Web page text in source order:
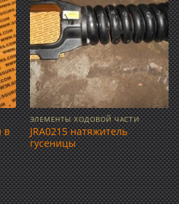
в
ЭЛЕМЕНТЫ ХОДОВОЙ ЧАСТИ
JRA0215 натяжитель
гусеницы